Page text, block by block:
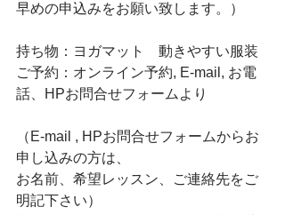
早めの申込みをお願い致します。）
持ち物：ヨガマット　動きやすい服装
ご予約：オンライン予約, E-mail, お電
話、HPお問合せフォームより
（E-mail , HPお問合せフォームからお
申し込みの方は、
お名前、希望レッスン、ご連絡先をご
明記下さい）